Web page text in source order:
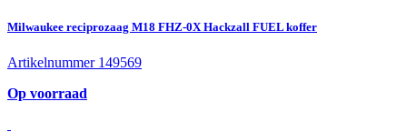
Milwaukee reciprozaag M18 FHZ-0X Hackzall FUEL koffer
Artikelnummer 149569
Op voorraad